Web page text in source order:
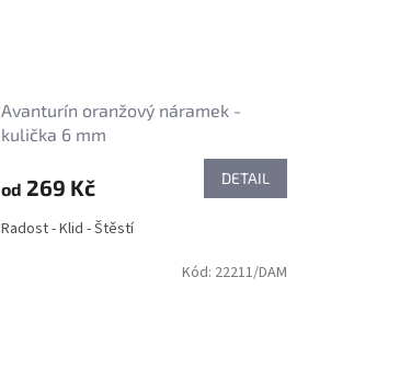
Avanturín oranžový náramek -
kulička 6 mm
od 269 Kč DETAIL
Radost - Klid - Štěstí
Kód: 22211/DAM